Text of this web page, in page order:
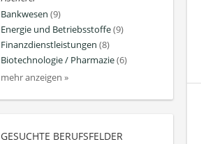
Bankwesen (9)
Energie und Betriebsstoffe(9)
Finanzdienstleistungen (8)
Biotechnologie / Pharmazie(6)
mehr anzeigen »
GESUCHTE BERUFSFELDER